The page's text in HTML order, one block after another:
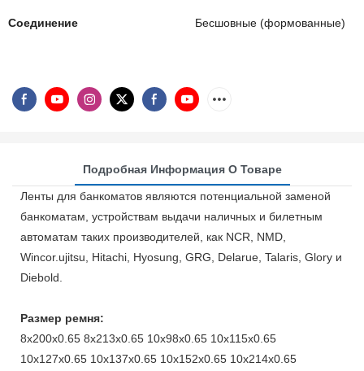
Соединение Бесшовные (формованные)
Подробная Информация О Товаре
Ленты для банкоматов являются потенциальной заменой
банкоматам, устройствам выдачи наличных и билетным
автоматам таких производителей, как NCR, NMD,
Wincor.ujitsu, Hitachi, Hyosung, GRG, Delarue, Talaris, Glory и
Diebold.
Размер ремня:
8x200x0.65 8x213x0.65 10x98x0.65 10x115x0.65
10x127x0.65 10x137x0.65 10x152x0.65 10x214x0.65